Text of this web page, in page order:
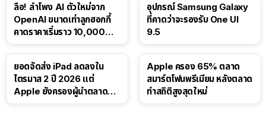
ลือ! ลำโพง AI ตัวใหม่จาก
OpenAI ขนาดเท่าลูกฮอกกี้
คาดราคาเริ่มราว 10,000
อุปกรณ์ Samsung Galaxy
ที่คาดว่าจะรองรับ One UI
9.5
ยอดจัดส่ง iPad ลดลงใน
ไตรมาส 2 ปี 2026 แต่
Apple ยังครองผู้นำตลาด
Apple ครอง 65% ตลาด
สมาร์ตโฟนพรีเมียม หลังตลาด
ทำสถิติสูงสุดใหม่